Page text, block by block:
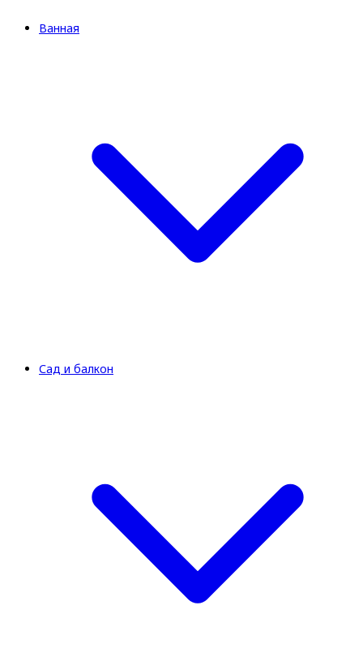
Ванная
Сад и балкон